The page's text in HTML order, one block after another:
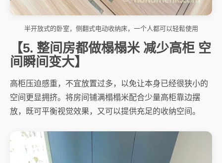
半开放式的卧室，侧翻式电动收纳床，一个人都可以轻鬆使用
【5. 整间房都做榻榻米 减少高柜 空
间瞬间变大】
高柜压迫感重，不宜放置过多，以免让本身已经很狭小的
空间更显拥挤。将房间铺满榻榻米配合少量高柜靠边摆
放，既可平衡视觉效果，又可以提供充足的收纳空间。